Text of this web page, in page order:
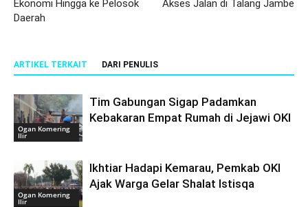
Ekonomi Hingga ke Pelosok
Daerah
Akses Jalan di Talang Jambe
ARTIKEL TERKAIT DARI PENULIS
Ogan Komering
Ilir
Tim Gabungan Sigap Padamkan
Kebakaran Empat Rumah di Jejawi OKI
Ogan Komering
Ilir
Ikhtiar Hadapi Kemarau, Pemkab OKI
Ajak Warga Gelar Shalat Istisqa